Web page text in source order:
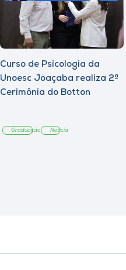
Curso de Psicologia da
Unoesc Joaçaba realiza 2ª
Cerimônia do Botton
Graduação Notícia